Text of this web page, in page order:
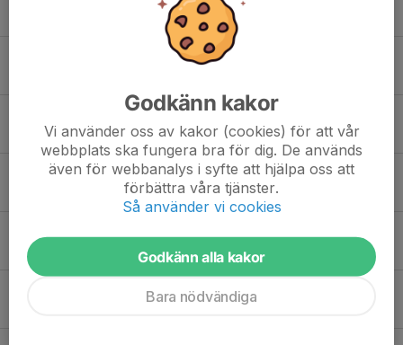
Vingaspelen 2026 är avslutad
29 jun, 07:56 0
Första dagen av Vingaspelen 2026 är avklarad
28 jun, 00:40 0
26 jun, 11:51 0
Lyckad PRK-kväll
Godkänn kakor
Vi använder oss av kakor (cookies) för att vår
webbplats ska fungera bra för dig. De används
även för webbanalys i syfte att hjälpa oss att
förbättra våra tjänster.
Så använder vi cookies
Godkänn alla kakor
Bara nödvändiga